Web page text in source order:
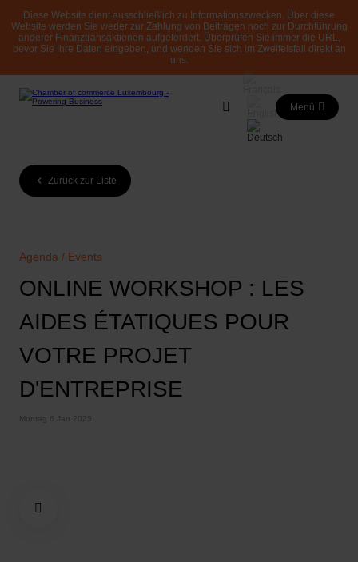
Diese Website dient ausschließlich zu Informationszwecken. Über diese
Website werden Sie weder zur Zahlung von Beiträgen noch zur Durchführung
anderer Finanztransaktionen aufgefordert. Überprüfen Sie immer die URL,
bevor Sie Ihre Daten eingeben, und wenden Sie sich im Zweifelsfall direkt an
uns.
Menü
Zurück zur Liste
Agenda / Events
ONLINE WORKSHOP : LES
AIDES ÉTATIQUES POUR
VOTRE PROJET
D'ENTREPRISE
Montag 6 Jan 2025